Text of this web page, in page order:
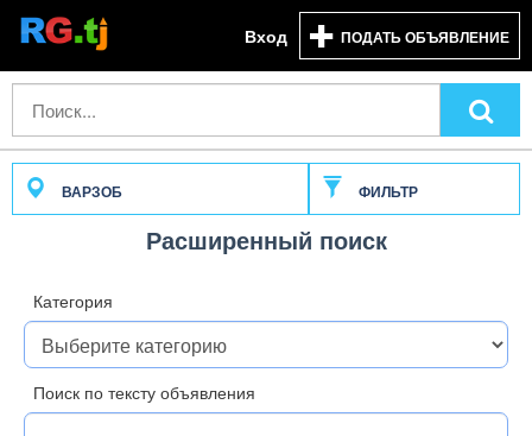
Вход ПОДАТЬ ОБЪЯВЛЕНИЕ
ВАРЗОБ ФИЛЬТР
Расширенный поиск
Категория
Поиск по тексту объявления